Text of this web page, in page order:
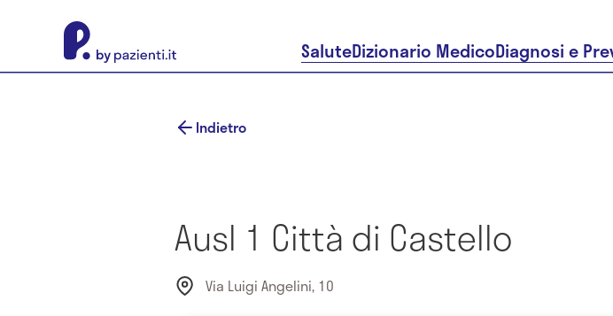
SaluteDizionario MedicoDiagnosi e
Indietro
Ausl 1 Città di Castello
Via Luigi Angelini, 10